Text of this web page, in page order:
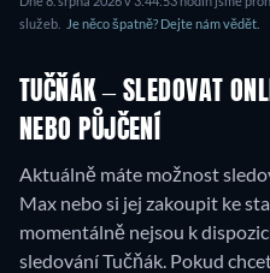
služeb.
Je něco špatně? Dejte nám vědět.
TUČŇÁK – SLEDOVAT
NEBO PŮJČENÍ
Aktuálně máte možnost
Max nebo si jej zakoupit ke
momentálně nejsou k
sledování Tučňák. Pokud